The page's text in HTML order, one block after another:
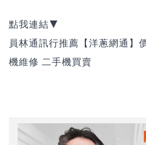
點我連結▼
員林通訊行推薦【洋蔥網通】
機維修 二手機買賣